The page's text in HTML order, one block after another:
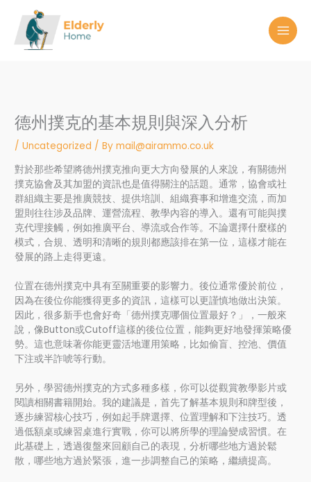
content
德州撲克的基本規則與深入分析
/Uncategorized / Bymail@airammo.co.uk
對於那些希望將德州撲克推向更大方向發展的人來說，有關德州
撲克協會及其加盟的資訊也是值得關注的話題。通常，協會或社
群組織主要是推廣競技、提供培訓、組織賽事和增進交流，而加
盟則往往涉及品牌、運營流程、教學內容的導入。還有可能與撲
克代理接觸，例如推廣平台、導流或合作等。不論選擇什麼樣的
模式，合規、透明和清晰的規則都應該排在第一位，這樣才能在
發展的路上走得更遠。
位置在德州撲克中具有至關重要的影響力。後位通常優於前位，
因為在後位你能獲得更多的資訊，這樣可以更謹慎地做出決策。
因此，很多新手也會好奇「德州撲克哪個位置最好？」，一般來
說，像Button或Cutoff這樣的後位位置，能夠更好地發揮策略優
勢。這也意味著你能更靈活地運用策略，比如偷盲、控池、價值
下注或半詐唬等行動。
另外，學習德州撲克的方式多種多樣，你可以從觀賞教學影片或
閱讀相關書籍開始。我的建議是，首先了解基本規則和牌型後，
逐步練習核心技巧，例如起手牌選擇、位置理解和下注技巧。透
過低額桌或練習桌進行實戰，你可以將所學的理論變成習慣。在
此基礎上，透過復盤來回顧自己的表現，分析哪些地方過於鬆
散，哪些地方過於緊張，進一步調整自己的策略，繼續提高。